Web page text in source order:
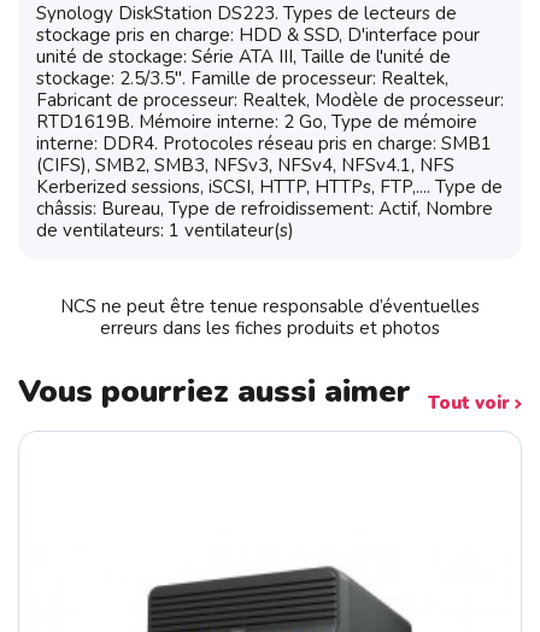
Synology DiskStation DS223. Types de lecteurs de
stockage pris en charge: HDD & SSD, D'interface pour
unité de stockage: Série ATA III, Taille de l'unité de
stockage: 2.5/3.5". Famille de processeur: Realtek,
Fabricant de processeur: Realtek, Modèle de processeur:
RTD1619B. Mémoire interne: 2 Go, Type de mémoire
interne: DDR4. Protocoles réseau pris en charge: SMB1
(CIFS), SMB2, SMB3, NFSv3, NFSv4, NFSv4.1, NFS
Kerberized sessions, iSCSI, HTTP, HTTPs, FTP,.... Type de
châssis: Bureau, Type de refroidissement: Actif, Nombre
de ventilateurs: 1 ventilateur(s)
NCS ne peut être tenue responsable d’éventuelles
erreurs dans les fiches produits et photos
Vous pourriez aussi aimer Tout voir